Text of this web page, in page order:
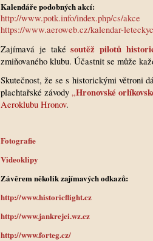
Kalendáře podobných akcí:
http://www.potk.info/index.php/cs/akce
https://www.aeroweb.cz/kalendar-
Zajímavá je takésoutěž pilotů
zmiňovaného klubu. Účastnit se může
Skutečnost, že se s historickými větroni
plachtařské závody „Hronovské
Aeroklubu Hronov.
Fotografie
Videoklipy
Závěrem několik zajímavých odkazů:
http://www.historicflight.cz
http://www.jankrejci.wz.cz
http://www.forteg.cz/